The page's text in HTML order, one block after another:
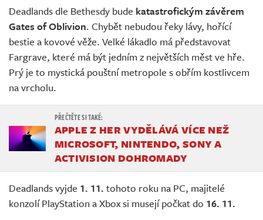
Deadlands dle Bethesdy bude katastrofickým závěrem
Gates of Oblivion. Chybět nebudou řeky lávy, hořící
bestie a kovové věže. Velké lákadlo má představovat
Fargrave, které má být jedním z největších měst ve hře.
Prý je to mystická pouštní metropole s obřím kostlivcem
na vrcholu.
APPLE Z HER VYDĚLÁVÁ VÍCE NEŽ
MICROSOFT, NINTENDO, SONY A
ACTIVISION DOHROMADY
Deadlands vyjde 1. 11. tohoto roku na PC, majitelé
konzolí PlayStation a Xbox si musejí počkat do 16. 11.